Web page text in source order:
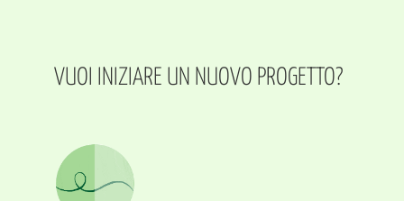
VUOI INIZIARE UN NUOVO PROGETTO?